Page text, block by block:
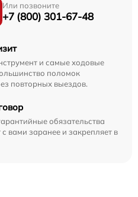
Или позвоните
+7 (800) 301-67-48
и самые ходовые
поломок
повторных выездов.
обязательства
вами заранее и закрепляет в